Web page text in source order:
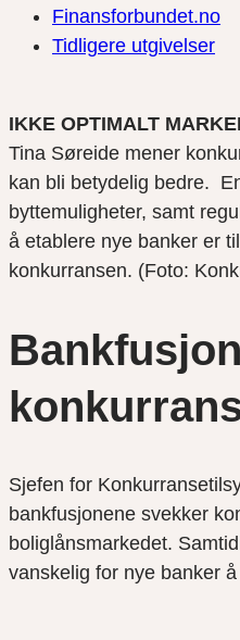
Finansforbundet.no
Tidligere utgivelser
IKKE OPTIMALT
Tina Søreide mener
kan bli betydelig bedre.
byttemuligheter, samt
å etablere nye banker er
konkurransen. (Foto:
Sjefen for
bankfusjonene svekker
boliglånsmarkedet.
vanskelig for nye banker